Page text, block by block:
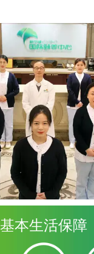
基本生活保障